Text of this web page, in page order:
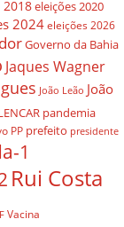
2018eleições 2020
2024 eleições 2026
Governo da Bahia
Jaques Wagner
João Leão João
pandemia
PP prefeito presidente
1
Rui Costa
Vacina